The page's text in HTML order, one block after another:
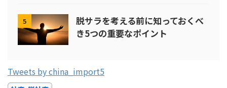
5
脱サラを考える前に知っておくべ
き5つの重要なポイント
Tweets by china_import5